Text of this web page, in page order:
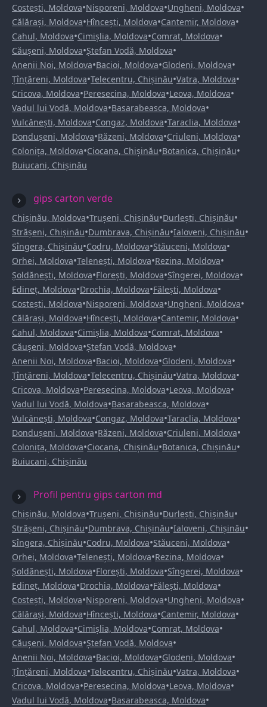
Costești, Moldova•Nisporeni, Moldova•Ungheni, Moldova•
Călărași, Moldova•Hîncești, Moldova•Cantemir, Moldova•
Cahul, Moldova•Cimișlia, Moldova•Comrat, Moldova•
Căușeni, Moldova•Ștefan Vodă, Moldova•
Anenii Noi, Moldova•Bacioi, Moldova•Glodeni, Moldova•
Țînțăreni, Moldova•Telecentru, Chișinău•Vatra, Moldova•
Cricova, Moldova•Peresecina, Moldova•Leova, Moldova•
Vadul lui Vodă, Moldova•Basarabeasca, Moldova•
Vulcănești, Moldova•Congaz, Moldova•Taraclia, Moldova•
Dondușeni, Moldova•Răzeni, Moldova•Criuleni, Moldova•
Colonița, Moldova•Ciocana, Chișinău•Botanica, Chișinău•
Buiucani, Chișinău
gips carton verde
Chișinău, Moldova•Trușeni, Chișinău•Durlești, Chișinău•
Strășeni, Chișinău•Dumbrava, Chișinău•Ialoveni, Chișinău•
Sîngera, Chișinău•Codru, Moldova•Stăuceni, Moldova•
Orhei, Moldova•Telenești, Moldova•Rezina, Moldova•
Șoldănești, Moldova•Florești, Moldova•Sîngerei, Moldova•
Edineț, Moldova•Drochia, Moldova•Fălești, Moldova•
Costești, Moldova•Nisporeni, Moldova•Ungheni, Moldova•
Călărași, Moldova•Hîncești, Moldova•Cantemir, Moldova•
Cahul, Moldova•Cimișlia, Moldova•Comrat, Moldova•
Căușeni, Moldova•Ștefan Vodă, Moldova•
Anenii Noi, Moldova•Bacioi, Moldova•Glodeni, Moldova•
Țînțăreni, Moldova•Telecentru, Chișinău•Vatra, Moldova•
Cricova, Moldova•Peresecina, Moldova•Leova, Moldova•
Vadul lui Vodă, Moldova•Basarabeasca, Moldova•
Vulcănești, Moldova•Congaz, Moldova•Taraclia, Moldova•
Dondușeni, Moldova•Răzeni, Moldova•Criuleni, Moldova•
Colonița, Moldova•Ciocana, Chișinău•Botanica, Chișinău•
Buiucani, Chișinău
Profil pentru gips carton md
Chișinău, Moldova•Trușeni, Chișinău•Durlești, Chișinău•
Strășeni, Chișinău•Dumbrava, Chișinău•Ialoveni, Chișinău•
Sîngera, Chișinău•Codru, Moldova•Stăuceni, Moldova•
Orhei, Moldova•Telenești, Moldova•Rezina, Moldova•
Șoldănești, Moldova•Florești, Moldova•Sîngerei, Moldova•
Edineț, Moldova•Drochia, Moldova•Fălești, Moldova•
Costești, Moldova•Nisporeni, Moldova•Ungheni, Moldova•
Călărași, Moldova•Hîncești, Moldova•Cantemir, Moldova•
Cahul, Moldova•Cimișlia, Moldova•Comrat, Moldova•
Căușeni, Moldova•Ștefan Vodă, Moldova•
Anenii Noi, Moldova•Bacioi, Moldova•Glodeni, Moldova•
Țînțăreni, Moldova•Telecentru, Chișinău•Vatra, Moldova•
Cricova, Moldova•Peresecina, Moldova•Leova, Moldova•
Vadul lui Vodă, Moldova•Basarabeasca, Moldova•